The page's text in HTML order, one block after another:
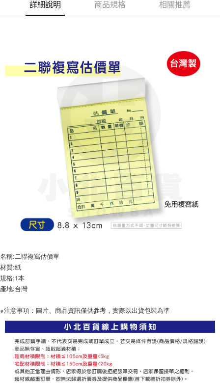
３．安心：先確認商品／服務後，再付款。
３．收到繳費通知簡訊後14天內，點擊此簡訊中的連結，可透過四大超商／
ATM／網路銀行／等多元方式進行付款，方視為交易完成。
※ 請注意：結帳手續完成當下不需立刻繳費，但若您需要取消訂單，請聯絡
購買商品的店家。未經商家同意取消之訂單仍視為有效，需透過AFTEE先享
※ 交易是否成功請以「AFTEE先享後付 」之結帳頁面顯示為準，若有關於
是否繳費成功／繳費後需取消欲退款等相關疑問，請聯繫「AFTEE先享後付
https://netprotections.freshdesk.com/support/home
１．透過由恩沛科技股份有限公司提供之「AFTEE先享後付」服務完成之交
易，需依本服務之必要範圍內提供個人資料，並將交易相關給付款項請求債
權轉讓予恩沛科技股份有限公司。
２．關於個人資料處理事宜，請瀏覽以下網址：
https://aftee.tw/terms/#terms3
３．未成年的使用者請事先徵得法定代理人或監護人之同意方可使用
「AFTEE先享後付」，若未經同意申辦者引起之損失，本公司不負相關責
４．使用「AFTEE先享後付」時，將依據個別帳號之用戶狀況，依本公司即
時審查核予不同之上限額度；若仍有額度不足之情形，本公司將視審查結果
恩沛科技股份有限公司將有權停止該用戶之使用額度並採取法律行動。
全家取貨付款
7-11取貨付款
每筆NT$60，滿NT$599(含以上)免運費
每筆NT$60，滿NT$599(含以上)免運費
每筆NT$120，滿NT$899(含以上)免運費
詳細說明 商品規格 相關推薦
名稱:二聯複寫估價單
材質:紙
規格:1本
產地:台灣
※注意事項：圖片、商品資訊僅供參考，實際以出貨包裝為準